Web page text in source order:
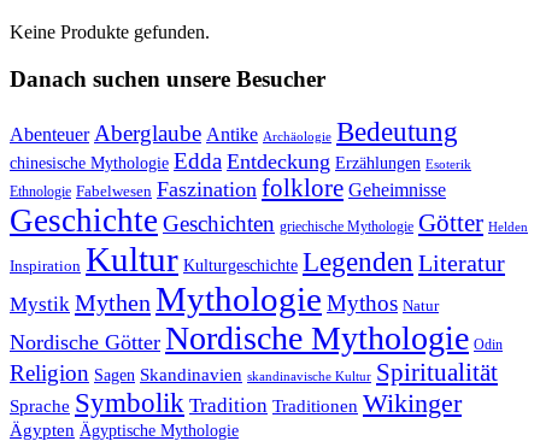
Keine Produkte gefunden.
Danach suchen unsere Besucher
Abenteuer Aberglaube Antike Archäologie Bedeutung
chinesische Mythologie Edda Entdeckung Erzählungen Esoterik
Ethnologie Fabelwesen Faszination folklore Geheimnisse
Geschichte Geschichten griechische Mythologie Götter Helden
Inspiration Kultur Kulturgeschichte Legenden Literatur
Mystik Mythen Mythologie Mythos Natur
Nordische Götter Nordische Mythologie Odin
Religion Sagen Skandinavien skandinavische Kultur Spiritualität
Sprache Symbolik Tradition Traditionen Wikinger
Ägypten Ägyptische Mythologie